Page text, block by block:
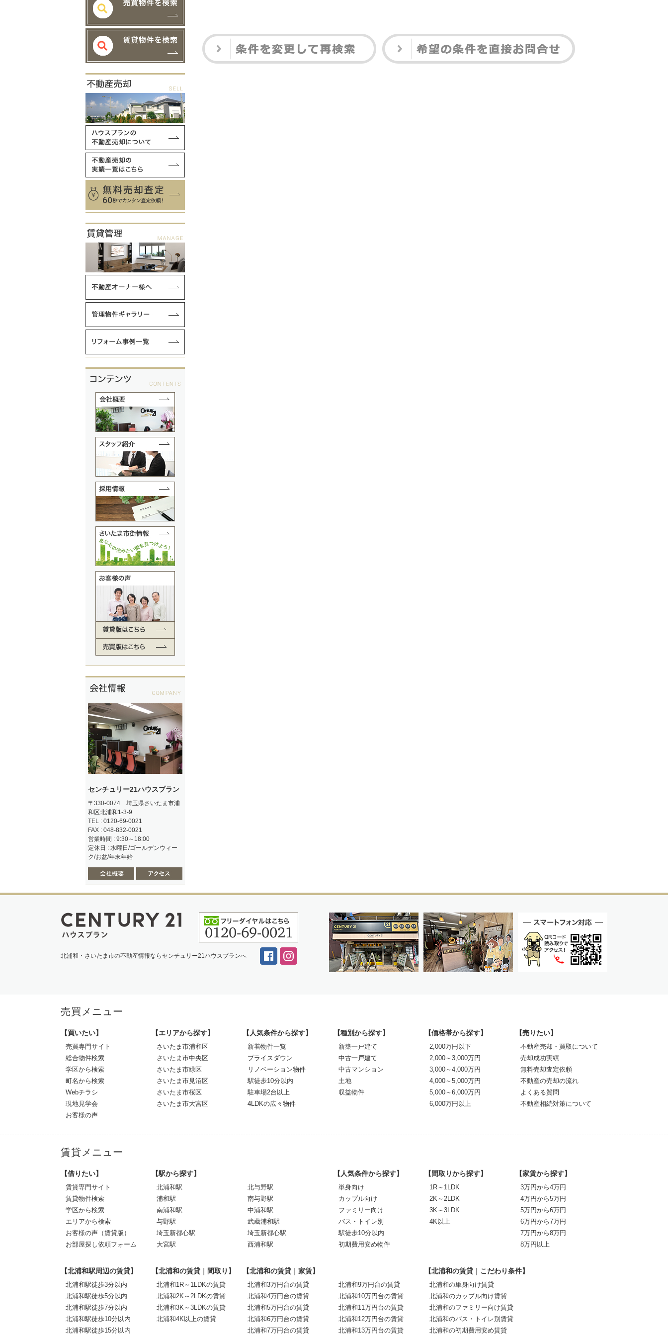
センチュリー21ハウスプラン
〒330-0074 埼玉県さいたま市浦
和区北浦和1-3-9
TEL : 0120-69-0021
FAX : 048-832-0021
営業時間 : 9:30～18:00
定休日 : 水曜日/ゴールデンウィー
ク/お盆/年末年始
北浦和・さいたま市の不動産情報ならセンチュリー21ハウスプランへ
売買メニュー
【買いたい】
売買専門サイト
総合物件検索
学区から検索
町名から検索
Webチラシ
現地見学会
お客様の声
【エリアから探す】
さいたま市浦和区
さいたま市中央区
さいたま市緑区
さいたま市見沼区
さいたま市桜区
さいたま市大宮区
【人気条件から探す】
新着物件一覧
プライスダウン
リノベーション物件
駅徒歩10分以内
駐車場2台以上
4LDKの広々物件
【種別から探す】
新築一戸建て
中古一戸建て
中古マンション
土地
収益物件
【価格帯から探す】
2,000万円以下
2,000～3,000万円
3,000～4,000万円
4,000～5,000万円
5,000～6,000万円
6,000万円以上
【売りたい】
不動産売却・買取について
売却成功実績
無料売却査定依頼
不動産の売却の流れ
よくある質問
不動産相続対策について
賃貸メニュー
【借りたい】
賃貸専門サイト
賃貸物件検索
学区から検索
エリアから検索
お客様の声（賃貸版）
お部屋探し依頼フォーム
【駅から探す】
北浦和駅
浦和駅
南浦和駅
与野駅
埼玉新都心駅
大宮駅
北与野駅
南与野駅
中浦和駅
武蔵浦和駅
埼玉新都心駅
西浦和駅
【人気条件から探す】
単身向け
カップル向け
ファミリー向け
バス・トイレ別
駅徒歩10分以内
初期費用安め物件
【間取りから探す】
1R～1LDK
2K～2LDK
3K～3LDK
4K以上
【家賃から探す】
3万円から4万円
4万円から5万円
5万円から6万円
6万円から7万円
7万円から8万円
8万円以上
【北浦和駅周辺の賃貸】
北浦和駅徒歩3分以内
北浦和駅徒歩5分以内
北浦和駅徒歩7分以内
北浦和駅徒歩10分以内
北浦和駅徒歩15分以内
【北浦和の賃貸｜間取り】
北浦和1R～1LDKの賃貸
北浦和2K～2LDKの賃貸
北浦和3K～3LDKの賃貸
北浦和4K以上の賃貸
【北浦和の賃貸｜家賃】
北浦和3万円台の賃貸
北浦和4万円台の賃貸
北浦和5万円台の賃貸
北浦和6万円台の賃貸
北浦和7万円台の賃貸
北浦和9万円台の賃貸
北浦和10万円台の賃貸
北浦和11万円台の賃貸
北浦和12万円台の賃貸
北浦和13万円台の賃貸
【北浦和の賃貸｜こだわり条件】
北浦和の単身向け賃貸
北浦和のカップル向け賃貸
北浦和のファミリー向け賃貸
北浦和のバス・トイレ別賃貸
北浦和の初期費用安め賃貸